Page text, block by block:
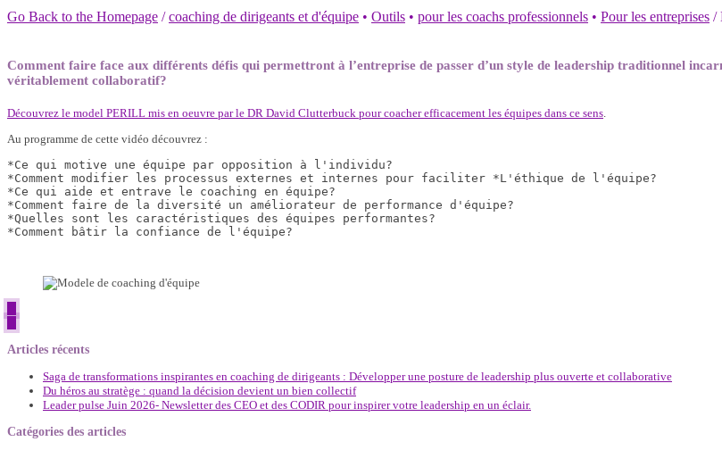
Go Back to the Homepage /coaching de dirigeants et d'équipe • Outils • pour les coachs professionnels • Pour les entreprises /
Comment faire face aux différents défis qui permettront à l’entreprise de passer d’un style de leadership traditionnel
véritablement collaboratif?
Découvrez le model PERILL mis en oeuvre par le DR David Clutterbuck pour coacher efficacement les équipes dans ce sens
Au programme de cette vidéo découvrez :
*Ce qui motive une équipe par opposition à l'individu?
*Comment modifier les processus externes et internes pour faciliter *L'éthique de l'équipe?
*Ce qui aide et entrave le coaching en équipe?
*Comment faire de la diversité un améliorateur de performance d'équipe?
*Quelles sont les caractéristiques des équipes performantes?
*Comment bâtir la confiance de l'équipe?
Articles récents
Saga de transformations inspirantes en coaching de dirigeants : Développer une posture de leadership plus ouverte et collaborative
Du héros au stratège : quand la décision devient un bien collectif
Leader pulse Juin 2026- Newsletter des CEO et des CODIR pour inspirer votre leadership en un éclair.
Catégories des articles